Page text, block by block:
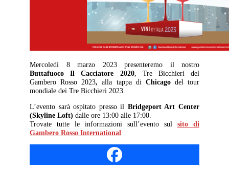
Mercoledì 8 marzo 2023 presenteremo il nostro
Buttafuoco Il Cacciatore 2020, Tre Bicchieri del
Gambero Rosso 2023,alla tappa di Chicagodel tour
mondiale dei Tre Bicchieri 2023.
L’evento sarà ospitato presso il Bridgeport Art Center
(Skyline Loft) dalle ore 13:00 alle 17:00.
Trovate tutte le informazioni sull’evento sul sito di
Gambero Rosso International